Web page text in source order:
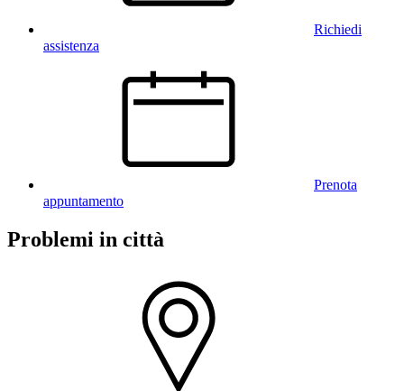
Richiedi
assistenza
Prenota
appuntamento
Problemi in città